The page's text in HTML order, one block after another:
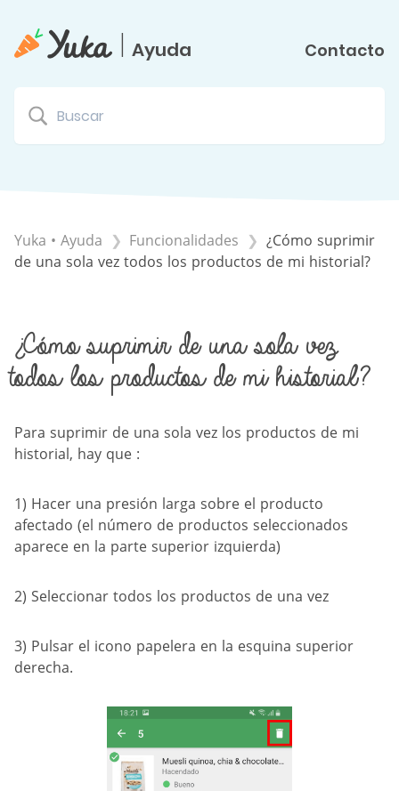
| Ayuda Contacto
Yuka • Ayuda ​Funcionalidades
¿Cómo suprimir
de una sola vez todos los productos de mi historial?
¿Cómo suprimir de una sola vez
todos los productos de mi historial?
Para suprimir de una sola vez los productos de mi
historial, hay que :
1) Hacer una presión larga sobre el producto
afectado (el número de productos seleccionados
aparece en la parte superior izquierda)
2) Seleccionar todos los productos de una vez
3) Pulsar el icono papelera en la esquina superior
derecha.